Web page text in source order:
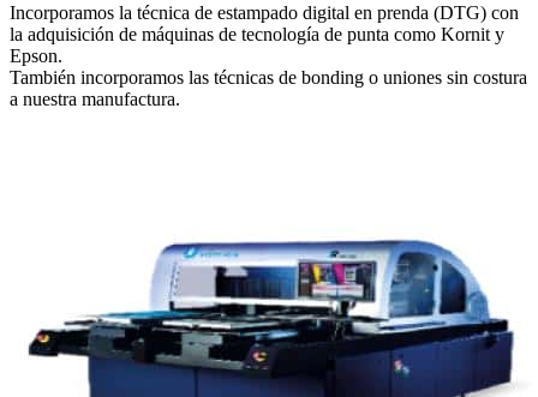
Incorporamos la técnica de estampado digital en prenda (DTG) con
la adquisición de máquinas de tecnología de punta como Kornit y
Epson.
También incorporamos las técnicas de bonding o uniones sin costura
a nuestra manufactura.